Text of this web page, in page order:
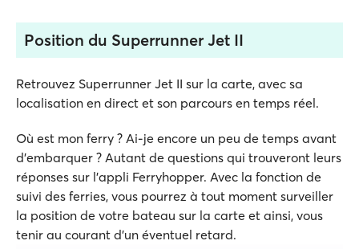
Position du Superrunner Jet II
Retrouvez Superrunner Jet II sur la carte, avec sa
localisation en direct et son parcours en temps réel.
Où est mon ferry ? Ai-je encore un peu de temps avant
d'embarquer ? Autant de questions qui trouveront leurs
réponses sur l'appli Ferryhopper. Avec la fonction de
suivi des ferries, vous pourrez à tout moment surveiller
la position de votre bateau sur la carte et ainsi, vous
tenir au courant d'un éventuel retard.